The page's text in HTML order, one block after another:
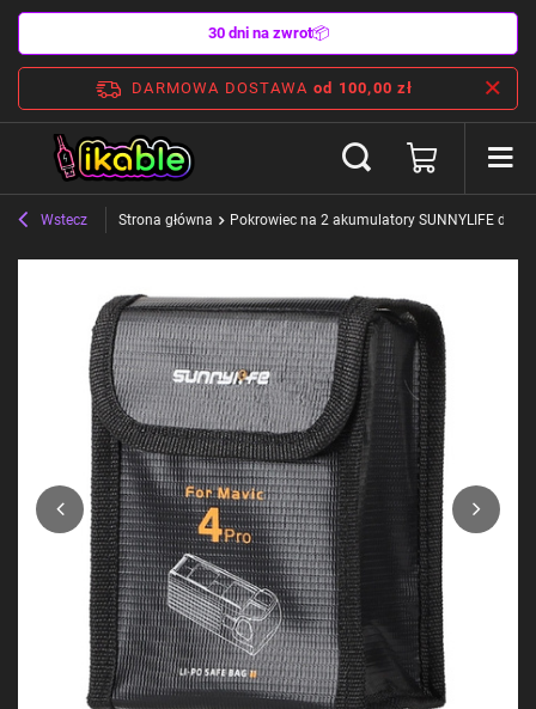
30 dni na zwrot📦
DARMOWA DOSTAWA od 100,00 zł
Wstecz Strona główna Pokrowiec na 2 akumulatory SUNNYLIFE do